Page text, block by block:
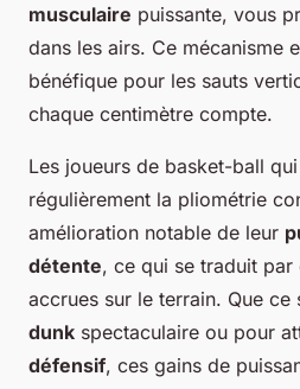
musculaire puissante, vous
dans les airs. Ce mécanisme
bénéfique pour les sauts
chaque centimètre compte.
Les joueurs de basket-ball
régulièrement la pliométrie
amélioration notable de leur
détente, ce qui se traduit
accrues sur le terrain. Que
dunk spectaculaire ou pour
défensif, ces gains de